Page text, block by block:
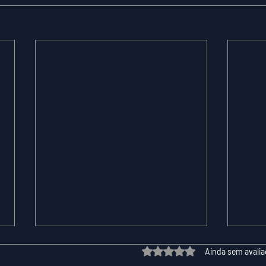
Avaliado com 0 de 5 estrelas.
Ainda sem